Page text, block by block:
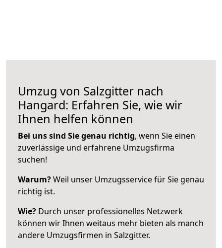
Umzug von Salzgitter nach
Hangard: Erfahren Sie, wie wir
Ihnen helfen können
Bei uns sind Sie genau richtig, wenn Sie einen
zuverlässige und erfahrene Umzugsfirma
suchen!
Warum?Weil unser Umzugsservice für Sie genau
richtig ist.
Wie? Durch unser professionelles Netzwerk
können wir Ihnen weitaus mehr bieten als manch
andere Umzugsfirmen in Salzgitter.